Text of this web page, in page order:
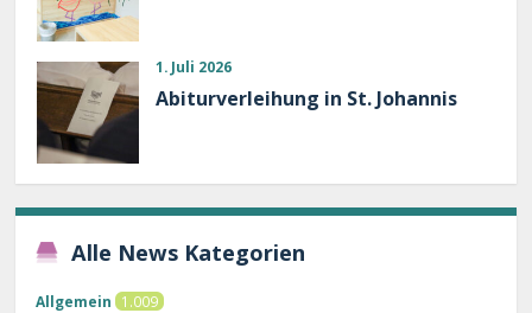
1. Juli 2026
Abiturverleihung in St. Johannis
Alle News Kategorien
Allgemein
1.009